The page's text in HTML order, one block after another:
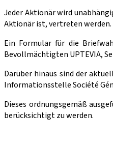
Jeder Aktionär wird
Aktionär ist, vertreten werden.
Ein Formular für die
Bevollmächtigten UPTEVIA,
Darüber hinaus sind der
Informationsstelle Société
Dieses ordnungsgemäß
berücksichtigt zu werden.